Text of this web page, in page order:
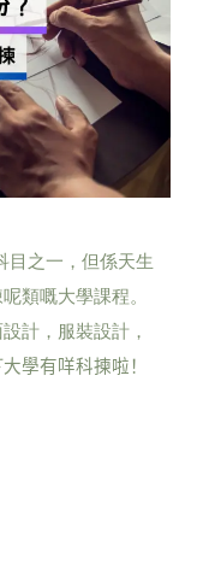
目之一，但係天生
類嘅大學課程。
計，服裝設計，
大學有咩科揀啦！